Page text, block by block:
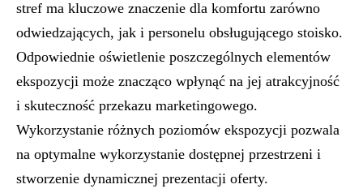
stref ma kluczowe znaczenie dla komfortu zarówno
odwiedzających, jak i personelu obsługującego stoisko.
Odpowiednie oświetlenie poszczególnych elementów
ekspozycji może znacząco wpłynąć na jej atrakcyjność
i skuteczność przekazu marketingowego.
Wykorzystanie różnych poziomów ekspozycji pozwala
na optymalne wykorzystanie dostępnej przestrzeni i
stworzenie dynamicznej prezentacji oferty.